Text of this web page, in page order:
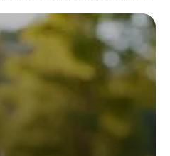
focus sur les